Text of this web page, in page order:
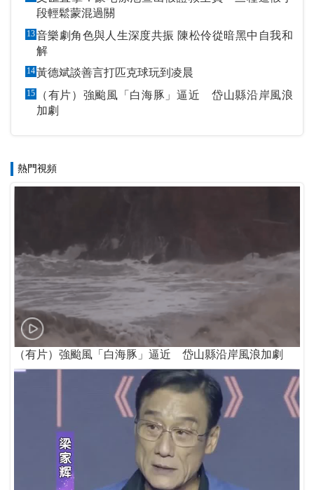
段輕鬆蒙混過關
13音樂劇角色與人生深度共振 陳松伶從暗黑中自我和
解
14黃德斌談善言打匹克球玩到凌晨
15
（有片）強颱風「白海豚」逼近 岱山縣沿岸風浪
加劇
熱門視頻
（有片）強颱風「白海豚」逼近 岱山縣沿岸風浪加劇